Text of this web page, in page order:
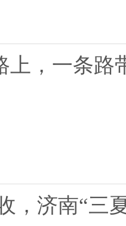
上，一条路
，济南“三